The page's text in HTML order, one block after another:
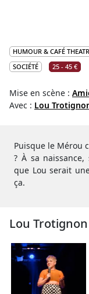
HUMOUR & CAFÉ
SOCIÉTÉ
25 - 45 €
Mise en scène :
Avec : Lou
Puisque le Mérou
? À sa
que Lou serait
ça.
Lou